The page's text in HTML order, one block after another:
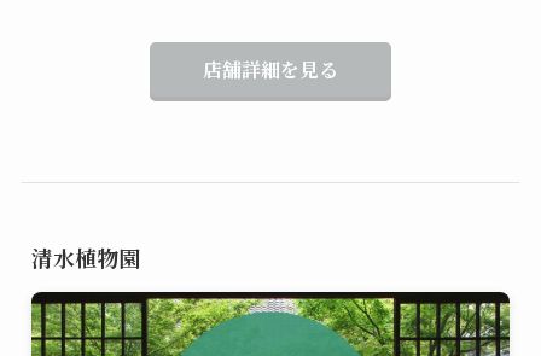
店舗詳細を見る
清水植物園